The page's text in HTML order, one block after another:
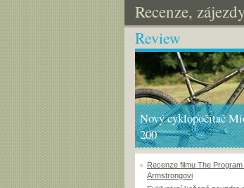
Recenze,
Review
Nový cyklopočítač
200
Recenze filmu The
Armstrongovi